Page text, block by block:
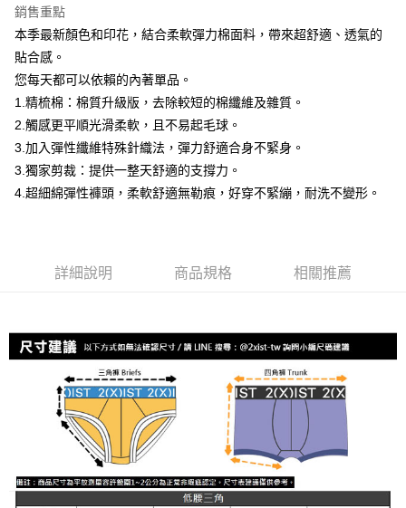
聯邦商業銀行
元大商業銀行
永豐商業銀行
台新國際商業銀行
台灣樂天信用卡公司
悠遊付
全盈+PAY
AFTEE先享後付
相關說明
【關於「AFTEE先享後付」】
便利好安心！
１．簡單：不需註冊會員、不需綁卡、不需儲值。
１．於結帳方式選擇「AFTEE先享後付」後，將跳轉至「AFTEE先享後付」
ATM／網路銀行／等多元方式進行付款，方視為交易完成。
※ 請注意：結帳手續完成當下不需立刻繳費，但若您需要取消訂單，請聯絡
購買商品的店家。未經商家同意取消之訂單仍視為有效，需透過AFTEE先享
後付繳納相關費用。
※ 交易是否成功請以「AFTEE先享後付 」之結帳頁面顯示為準，若有關於
是否繳費成功／繳費後需取消欲退款等相關疑問，請聯繫「AFTEE先享後付
客戶支援中心」https://netprotections.freshdesk.com/support/home
１．透過由恩沛科技股份有限公司提供之「AFTEE先享後付」服務完成之交
易，需依本服務之必要範圍內提供個人資料，並將交易相關給付款項請求債
ATM付款
運送方式
7-11取貨付款
每筆NT$80，滿NT$1,200(含以上)免運費
付款後7-11取貨
每筆NT$80，滿NT$1,200(含以上)免運費
每筆NT$85，滿NT$1,200(含以上)免運費
銷售重點
本季最新顏色和印花，結合柔軟彈力棉面料，帶來超舒適、透氣的
貼合感。
您每天都可以依賴的內著單品。
1.精梳棉：棉質升級版，去除較短的棉纖維及雜質。
2.觸感更平順光滑柔軟，且不易起毛球。
3.加入彈性纖維特殊針織法，彈力舒適合身不緊身。
3.獨家剪裁：提供一整天舒適的支撐力。
4.超細綿彈性褲頭，柔軟舒適無勒痕，好穿不緊繃，耐洗不變形。
詳細說明 商品規格 相關推薦